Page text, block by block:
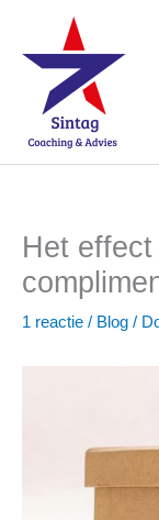
inhoud
Het
1 reactie / Blog /